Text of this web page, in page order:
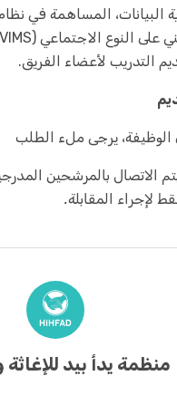
البيانات، المساهمة في
التدريب لأعضاء الفريق.
الوظيفة، يرجى ملء الطلب
الاتصال بالمرشحين
لإجراء المقابلة.
منظمة يدأ بيد للإغاثة